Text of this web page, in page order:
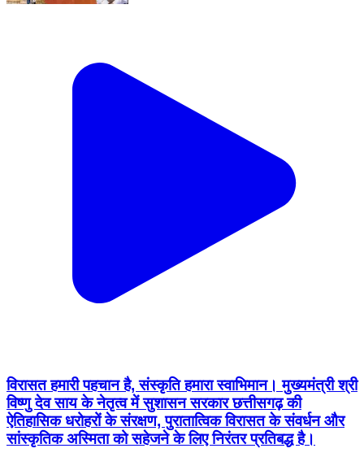
विरासत हमारी पहचान है, संस्कृति हमारा स्वाभिमान। मुख्यमंत्री श्री
विष्णु देव साय के नेतृत्व में सुशासन सरकार छत्तीसगढ़ की
ऐतिहासिक धरोहरों के संरक्षण, पुरातात्विक विरासत के संवर्धन और
सांस्कृतिक अस्मिता को सहेजने के लिए निरंतर प्रतिबद्ध है।